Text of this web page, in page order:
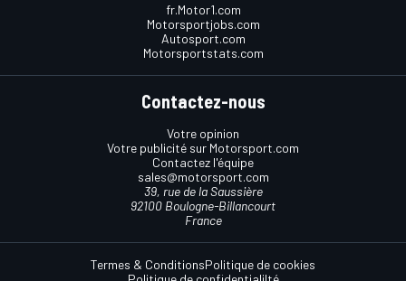
fr.Motor1.com
Motorsportjobs.com
Autosport.com
Motorsportstats.com
Contactez-nous
Votre opinion
Votre publicité sur Motorsport.com
Contactez l'équipe
sales@motorsport.com
39, rue de la Saussière
92100 Boulogne-Billancourt
France
Termes & ConditionsPolitique de cookies